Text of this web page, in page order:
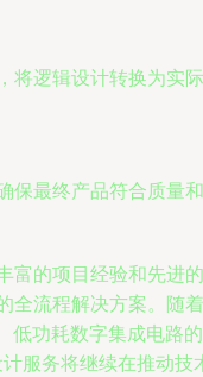
将逻辑设计转换为实际
保最终产品符合质量和
富的项目经验和先进的
全流程解决方案。随着
低功耗数字集成电路的
服务将继续在推动技